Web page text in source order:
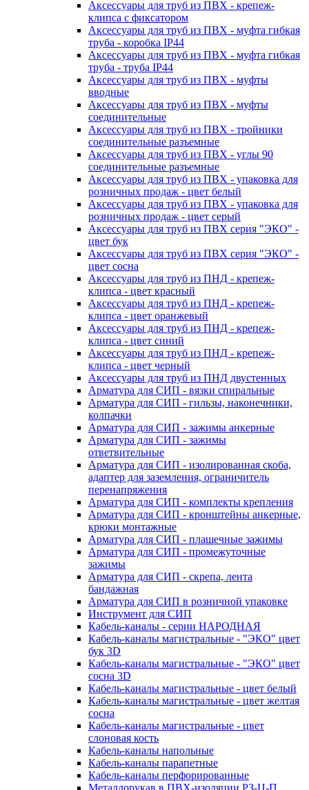
Аксессуары для труб из ПВХ - крепеж-
клипса с фиксатором
Аксессуары для труб из ПВХ - муфта гибкая
труба - коробка IP44
Аксессуары для труб из ПВХ - муфта гибкая
труба - труба IP44
Аксессуары для труб из ПВХ - муфты
вводные
Аксессуары для труб из ПВХ - муфты
соединительные
Аксессуары для труб из ПВХ - тройники
соединительные разъемные
Аксессуары для труб из ПВХ - углы 90
соединительные разъемные
Аксессуары для труб из ПВХ - упаковка для
розничных продаж - цвет белый
Аксессуары для труб из ПВХ - упаковка для
розничных продаж - цвет серый
Аксессуары для труб из ПВХ серия "ЭКО" -
цвет бук
Аксессуары для труб из ПВХ серия "ЭКО" -
цвет сосна
Аксессуары для труб из ПНД - крепеж-
клипса - цвет красный
Аксессуары для труб из ПНД - крепеж-
клипса - цвет оранжевый
Аксессуары для труб из ПНД - крепеж-
клипса - цвет синий
Аксессуары для труб из ПНД - крепеж-
клипса - цвет черный
Аксессуары для труб из ПНД двустенных
Арматура для СИП - вязки спиральные
Арматура для СИП - гильзы, наконечники,
колпачки
Арматура для СИП - зажимы анкерные
Арматура для СИП - зажимы
ответвительные
Арматура для СИП - изолированная скоба,
адаптер для заземления, ограничитель
перенапряжения
Арматура для СИП - комплекты крепления
Арматура для СИП - кронштейны анкерные,
крюки монтажные
Арматура для СИП - плашечные зажимы
Арматура для СИП - промежуточные
зажимы
Арматура для СИП - скрепа, лента
бандажная
Арматура для СИП в розничной упаковке
Инструмент для СИП
Кабель-каналы - серии НАРОДНАЯ
Кабель-каналы магистральные - "ЭКО" цвет
бук 3D
Кабель-каналы магистральные - "ЭКО" цвет
сосна 3D
Кабель-каналы магистральные - цвет белый
Кабель-каналы магистральные - цвет желтая
сосна
Кабель-каналы магистральные - цвет
слоновая кость
Кабель-каналы напольные
Кабель-каналы парапетные
Кабель-каналы перфорированные
Металлорукав в ПВХ-изоляции РЗ-Ц-П